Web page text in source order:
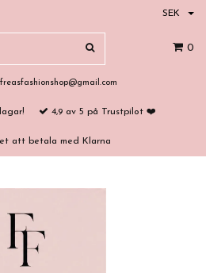
SEK
0
freasfashionshop@gmail.com
4,9 av 5 på Trustpilot ❤️
att betala med Klarna